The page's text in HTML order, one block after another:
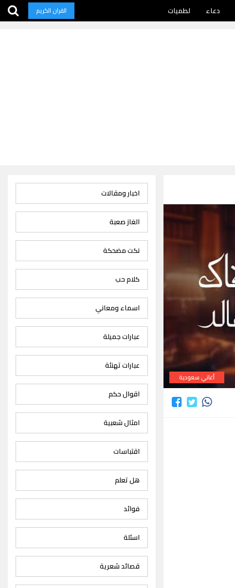
دعاء لطميات القران الكريم
أغاني سعودية
اخبار ومقالات
الغاز صعبة
نكت مضحكة
كلام حب
اسماء ومعاني
عبارات جميلة
عبارات تهنئة
اقوال حكم
امثال شعبية
اقتباسات
هل تعلم
فوائد
اسئلة
قصائد شعرية